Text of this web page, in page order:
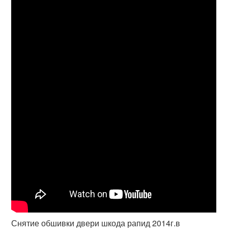
Снятие обшивки двери шкода рапид 2014г.в